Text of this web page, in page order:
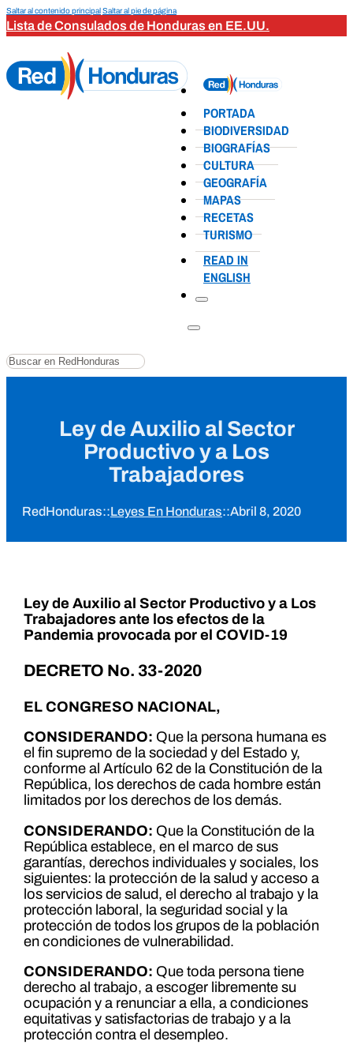
Saltar al contenido principalSaltar al pie de página
Lista de Consulados de Honduras en EE.UU.
PORTADA
BIODIVERSIDAD
BIOGRAFÍAS
CULTURA
GEOGRAFÍA
MAPAS
RECETAS
TURISMO
READ IN
ENGLISH
Buscar
Ley de Auxilio al Sector
Productivo y a Los
Trabajadores
RedHonduras::Leyes En Honduras::Abril 8, 2020
Ley de Auxilio al Sector Productivo y a Los
Trabajadores ante los efectos de la
Pandemia provocada por el COVID-19
DECRETO No. 33-2020
EL CONGRESO NACIONAL,
CONSIDERANDO: Que la persona humana es
el fin supremo de la sociedad y del Estado y,
conforme al Artículo 62 de la Constitución de la
República, los derechos de cada hombre están
limitados por los derechos de los demás.
CONSIDERANDO: Que la Constitución de la
República establece, en el marco de sus
garantías, derechos individuales y sociales, los
siguientes: la protección de la salud y acceso a
los servicios de salud, el derecho al trabajo y la
protección laboral, la seguridad social y la
protección de todos los grupos de la población
en condiciones de vulnerabilidad.
CONSIDERANDO: Que toda persona tiene
derecho al trabajo, a escoger libremente su
ocupación y a renunciar a ella, a condiciones
equitativas y satisfactorias de trabajo y a la
protección contra el desempleo.